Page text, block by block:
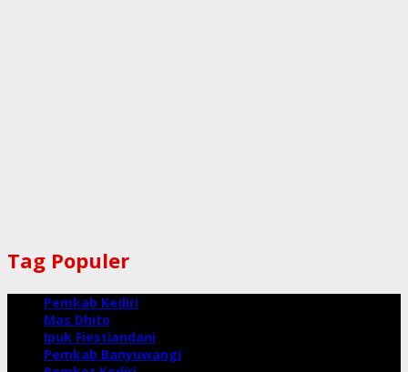
Tag Populer
Pemkab Kediri
Mas Dhito
Ipuk Fiestiandani
Pemkab Banyuwangi